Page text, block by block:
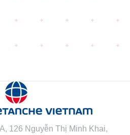
126 Nguyễn Thị Minh Khai,